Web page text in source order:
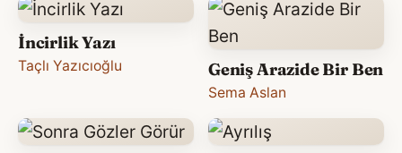
İncirlik Yazı
Taçlı Yazıcıoğlu Geniş Arazide Bir Ben
Sema Aslan